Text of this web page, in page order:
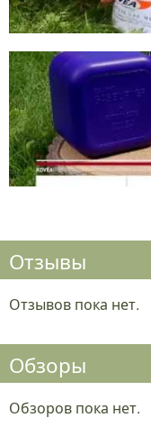
Отзывы
Отзывов пока нет.
Обзоры
Обзоров пока нет.